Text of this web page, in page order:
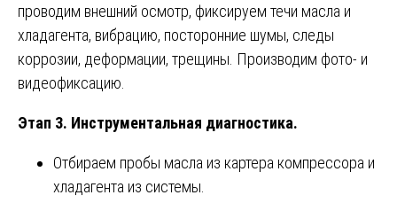
проводим внешний осмотр, фиксируем течи масла и
хладагента, вибрацию, посторонние шумы, следы
коррозии, деформации, трещины. Производим фото- и
видеофиксацию.
Этап 3. Инструментальная диагностика.
Отбираем пробы масла из картера компрессора и
хладагента из системы.